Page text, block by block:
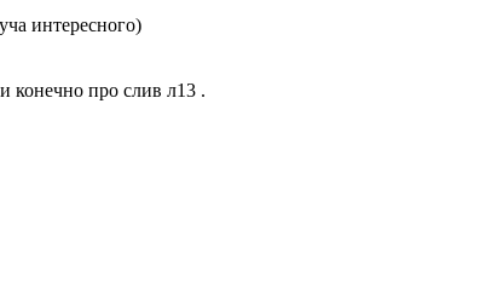
интересного)
конечно про слив л13 .